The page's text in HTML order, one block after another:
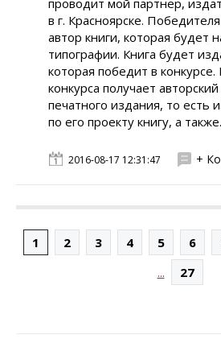
проводит мой партнер,
в г. Красноярске.
автор книги, которая будет
типографии. Книга будет
которая победит в
конкурса получает
печатного издания, то есть
по его проекту книгу, а
2016-08-17 12:31:47 +
1 2 3 4 5 6
...
27